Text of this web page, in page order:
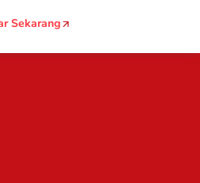
Sekarang